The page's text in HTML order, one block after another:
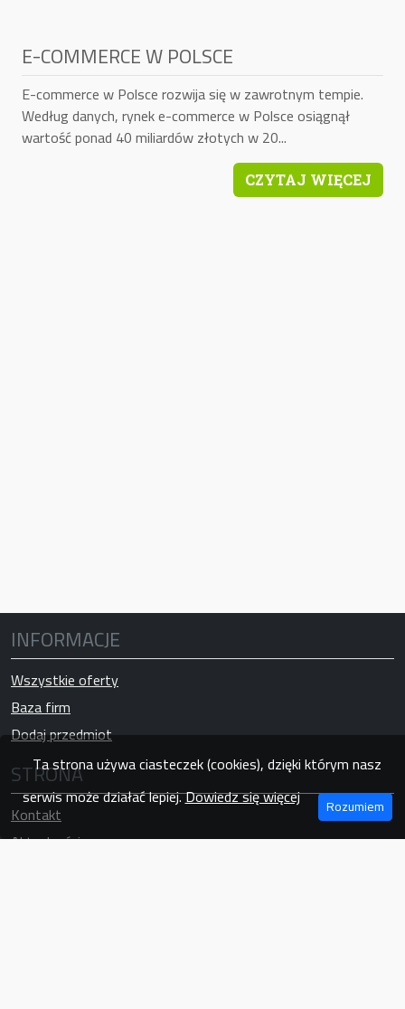
E-COMMERCE W POLSCE
E-commerce w Polsce rozwija się w zawrotnym tempie.
Według danych, rynek e-commerce w Polsce osiągnął
wartość ponad 40 miliardów złotych w 20...
CZYTAJ WIĘCEJ
INFORMACJE
Wszystkie oferty
Baza firm
Dodaj przedmiot
STRONA
Kontakt
Aktualności
Ta strona używa ciasteczek (cookies), dzięki którym nasz
serwis może działać lepiej.Dowiedz się więcej Rozumiem